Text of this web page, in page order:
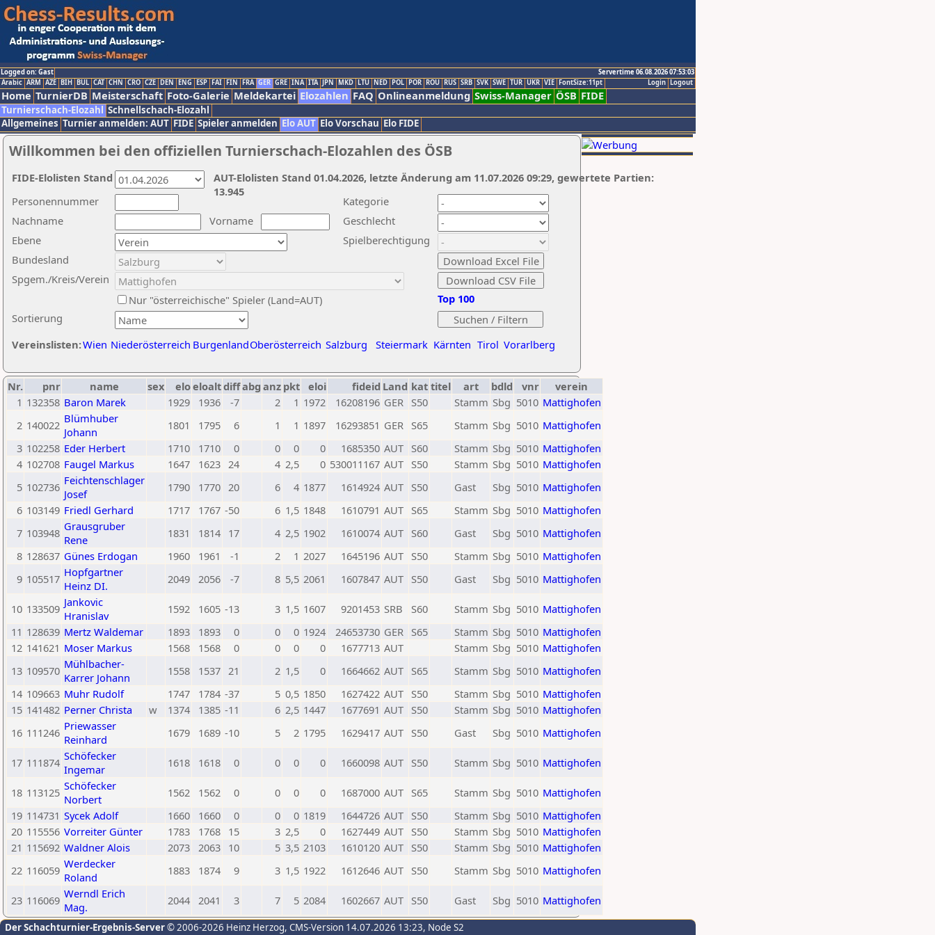
Logged on: Gast
Servertime 06.08.2026 07:53:03
Logout
Login
Arabic ARM AZE BIH BUL CAT CHN CRO CZE DEN ENG ESP FAI FIN FRA GER GRE INA ITA JPN MKD LTU NED POL POR ROU RUS SRB SVK SWE TUR UKR VIE FontSize:11pt
Home TurnierDB Meisterschaft Foto-Galerie Meldekartei Elozahlen FAQ Onlineanmeldung Swiss-Manager ÖSB FIDE
Turnierschach-Elozahl Schnellschach-Elozahl
Allgemeines Turnier anmelden: AUT FIDE Spieler anmelden Elo AUT Elo Vorschau Elo FIDE
Willkommen bei den offiziellen Turnierschach-Elozahlen des ÖSB
Nachname
Vorname
Ebene
Kategorie
Sortierung
Personennummer
Bundesland
Spgem./Kreis/Verein
Geschlecht
Nur "österreichische" Spieler (Land=AUT)
Spielberechtigung
Vereinslisten:Wien Niederösterreich BurgenlandOberösterreich Salzburg Steiermark Kärnten Tirol Vorarlberg
Top 100
AUT-Elolisten Stand 01.04.2026, letzte Änderung am 11.07.2026 09:29, gewertete Partien:
13.945
FIDE-Elolisten Stand
Nr. pnr name sex eloeloaltdiffabg anz pkt eloi fideid Land kat titel art bdld vnr
verein
1 132358 Baron Marek 1929 1936 -7 2 1 1972 16208196 GER S50 Stamm Sbg 5010 Mattighofen
2 140022 Blümhuber
Johann
1801 1795 6 1 1 1897 16293851 GER S65 Stamm Sbg 5010 Mattighofen
3 102258 Eder Herbert 1710 1710 0 0 0 0 1685350 AUT S60 Stamm Sbg 5010 Mattighofen
4 102708 Faugel Markus 1647 1623 24 4 2,5 0 530011167 AUT S50 Stamm Sbg 5010 Mattighofen
5 102736 Feichtenschlager
Josef
1790 1770 20 6 4 1877 1614924 AUT S50 Gast Sbg 5010 Mattighofen
6 103149 Friedl Gerhard 1717 1767 -50 6 1,5 1848 1610791 AUT S65 Stamm Sbg 5010 Mattighofen
7 103948 Grausgruber
Rene
1831 1814 17 4 2,5 1902 1610074 AUT S60 Gast Sbg 5010 Mattighofen
8 128637 Günes Erdogan 1960 1961 -1 2 1 2027 1645196 AUT S50 Stamm Sbg 5010 Mattighofen
9 105517 Hopfgartner
Heinz DI.
2049 2056 -7 8 5,5 2061 1607847 AUT S50 Gast Sbg 5010 Mattighofen
10 133509 Jankovic
Hranislav
1592 1605 -13 3 1,5 1607 9201453 SRB S60 Stamm Sbg 5010 Mattighofen
11 128639 Mertz Waldemar 1893 1893 0 0 0 1924 24653730 GER S65 Stamm Sbg 5010 Mattighofen
12 141621 Moser Markus 1568 1568 0 0 0 0 1677713 AUT Stamm Sbg 5010 Mattighofen
13 109570 Mühlbacher-
Karrer Johann
1558 1537 21 2 1,5 0 1664662 AUT S65 Stamm Sbg 5010 Mattighofen
14 109663 Muhr Rudolf 1747 1784 -37 5 0,5 1850 1627422 AUT S50 Stamm Sbg 5010 Mattighofen
15 141482 Perner Christa w 1374 1385 -11 6 2,5 1447 1677691 AUT S50 Stamm Sbg 5010 Mattighofen
16 111246 Priewasser
Reinhard
1679 1689 -10 5 2 1795 1629417 AUT S50 Gast Sbg 5010 Mattighofen
17 111874 Schöfecker
Ingemar
1618 1618 0 0 0 0 1660098 AUT S50 Stamm Sbg 5010 Mattighofen
18 113125 Schöfecker
Norbert
1562 1562 0 0 0 0 1687000 AUT S65 Stamm Sbg 5010 Mattighofen
19 114731 Sycek Adolf 1660 1660 0 0 0 1819 1644726 AUT S50 Stamm Sbg 5010 Mattighofen
20 115556 Vorreiter Günter 1783 1768 15 3 2,5 0 1627449 AUT S50 Stamm Sbg 5010 Mattighofen
21 115692 Waldner Alois 2073 2063 10 5 3,5 2103 1610120 AUT S50 Stamm Sbg 5010 Mattighofen
22 116059 Werdecker
Roland
1883 1874 9 3 1,5 1922 1612646 AUT S50 Stamm Sbg 5010 Mattighofen
23 116069 Werndl Erich
Mag.
2044 2041 3 7 5 2084 1602667 AUT S50 Gast Sbg 5010 Mattighofen
Der Schachturnier-Ergebnis-Server© 2006-2026 Heinz Herzog, CMS-Version 14.07.2026 13:23, Node S2